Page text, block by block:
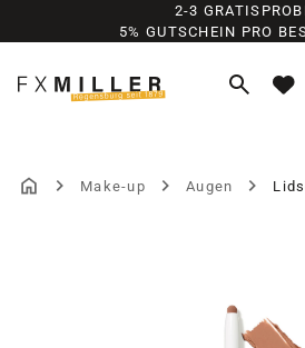
Zum Hauptinhalt springen
2-3
5% GUTSCHEIN PRO
Make-up Augen